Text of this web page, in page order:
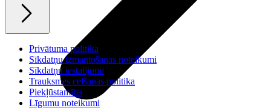
Privātuma politika
Sīkdatņu izmantošanas noteikumi
Sīkdatņu iestatījumi
Trauksmes celšanas politika
Piekļūstamība
Līgumu noteikumi